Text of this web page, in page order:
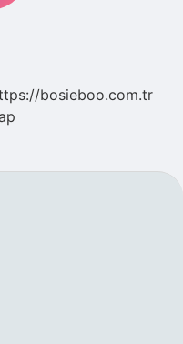
bosieboo.com.tr